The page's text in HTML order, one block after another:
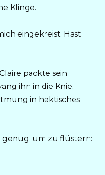
Klinge.
eingekreist. Hast
packte sein
ihn in die Knie.
in hektisches
genug, um zu flüstern: